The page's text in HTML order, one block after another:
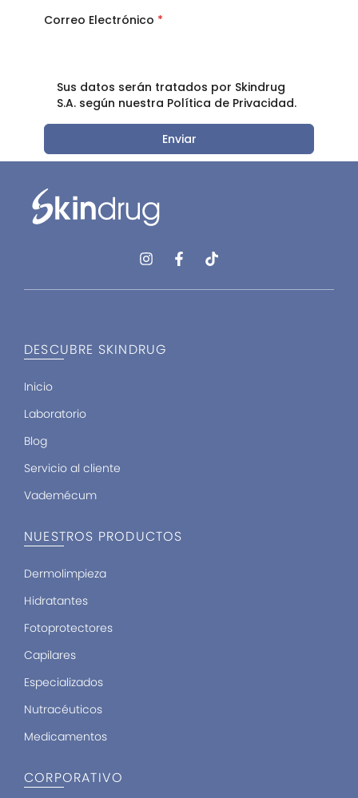
Correo Electrónico *
Sus datos serán tratados por Skindrug
S.A. según nuestra Política de Privacidad.
Enviar
I
n
t
a
F
a
e
T
i
t
DESCUBRE SKINDRUG
Inicio
Laboratorio
Blog
Servicio al cliente
Vademécum
NUESTROS PRODUCTOS
Dermolimpieza
Hidratantes
Fotoprotectores
Capilares
Especializados
Nutracéuticos
Medicamentos
CORPORATIVO